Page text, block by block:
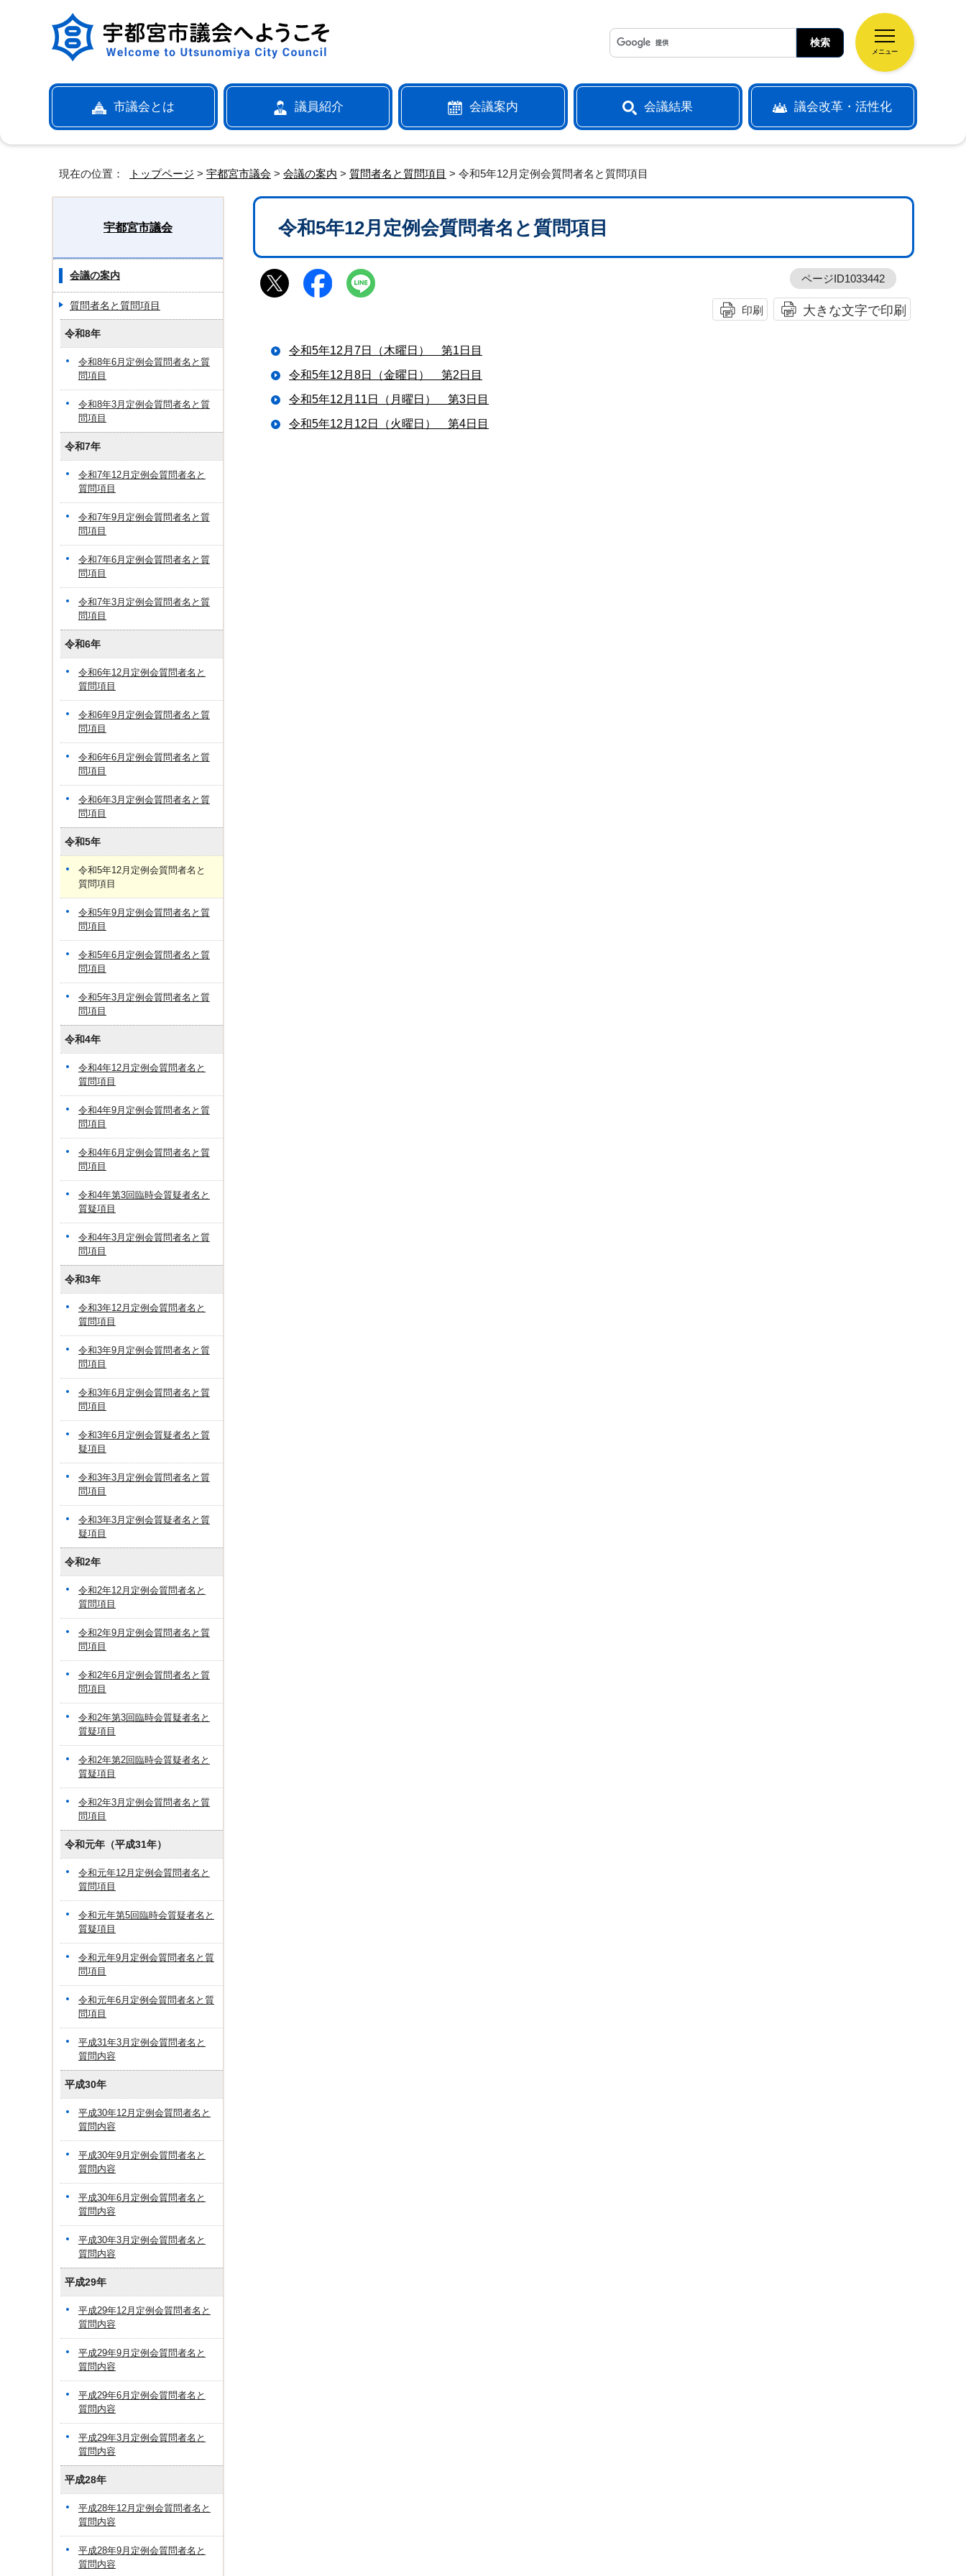
メニュー
市議会とは 議員紹介 会議案内 会議結果 議会改革・活性化
現在の位置： トップページ > 宇都宮市議会 > 会議の案内 > 質問者名と質問項目 > 令和5年12月定例会質問者名と質問項目
令和5年12月定例会質問者名と質問項目
ページID1033442
印刷 大きな文字で印刷
令和5年12月7日（木曜日） 第1日目
令和5年12月8日（金曜日） 第2日目
令和5年12月11日（月曜日） 第3日目
令和5年12月12日（火曜日） 第4日目
宇都宮市議会
会議の案内
質問者名と質問項目
令和8年
令和8年6月定例会質問者名と質
問項目
令和8年3月定例会質問者名と質
問項目
令和7年
令和7年12月定例会質問者名と
質問項目
令和7年9月定例会質問者名と質
問項目
令和7年6月定例会質問者名と質
問項目
令和7年3月定例会質問者名と質
問項目
令和6年
令和6年12月定例会質問者名と
質問項目
令和6年9月定例会質問者名と質
問項目
令和6年6月定例会質問者名と質
問項目
令和6年3月定例会質問者名と質
問項目
令和5年
令和5年12月定例会質問者名と
質問項目
令和5年9月定例会質問者名と質
問項目
令和5年6月定例会質問者名と質
問項目
令和5年3月定例会質問者名と質
問項目
令和4年
令和4年12月定例会質問者名と
質問項目
令和4年9月定例会質問者名と質
問項目
令和4年6月定例会質問者名と質
問項目
令和4年第3回臨時会質疑者名と
質疑項目
令和4年3月定例会質問者名と質
問項目
令和3年
令和3年12月定例会質問者名と
質問項目
令和3年9月定例会質問者名と質
問項目
令和3年6月定例会質問者名と質
問項目
令和3年6月定例会質疑者名と質
疑項目
令和3年3月定例会質問者名と質
問項目
令和3年3月定例会質疑者名と質
疑項目
令和2年
令和2年12月定例会質問者名と
質問項目
令和2年9月定例会質問者名と質
問項目
令和2年6月定例会質問者名と質
問項目
令和2年第3回臨時会質疑者名と
質疑項目
令和2年第2回臨時会質疑者名と
質疑項目
令和2年3月定例会質問者名と質
問項目
令和元年（平成31年）
令和元年12月定例会質問者名と
質問項目
令和元年第5回臨時会質疑者名と
質疑項目
令和元年9月定例会質問者名と質
問項目
令和元年6月定例会質問者名と質
問項目
平成31年3月定例会質問者名と
質問内容
平成30年
平成30年12月定例会質問者名と
質問内容
平成30年9月定例会質問者名と
質問内容
平成30年6月定例会質問者名と
質問内容
平成30年3月定例会質問者名と
質問内容
平成29年
平成29年12月定例会質問者名と
質問内容
平成29年9月定例会質問者名と
質問内容
平成29年6月定例会質問者名と
質問内容
平成29年3月定例会質問者名と
質問内容
平成28年
平成28年12月定例会質問者名と
質問内容
平成28年9月定例会質問者名と
質問内容